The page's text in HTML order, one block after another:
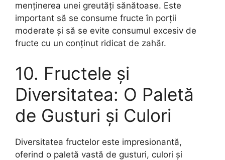
menținerea unei greutăți sănătoase. Este
important să se consume fructe în porții
moderate și să se evite consumul excesiv de
fructe cu un conținut ridicat de zahăr.
10. Fructele și
Diversitatea: O Paletă
de Gusturi și Culori
Diversitatea fructelor este impresionantă,
oferind o paletă vastă de gusturi, culori și